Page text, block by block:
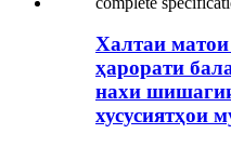
Халтаи
ҳарорати
нахи
хусусиятҳои